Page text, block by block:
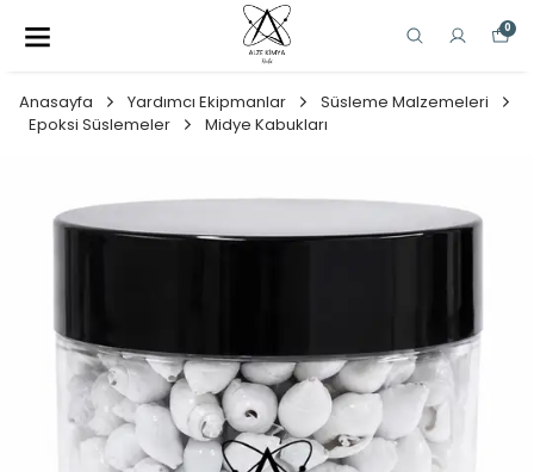
0
Anasayfa Yardımcı Ekipmanlar
Süsleme Malzemeleri
Epoksi Süslemeler
Midye Kabukları